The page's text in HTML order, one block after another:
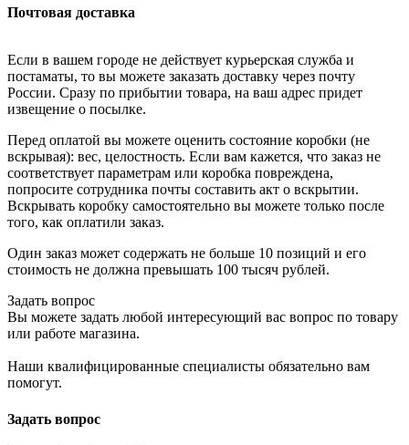
Почтовая доставка
Если в вашем городе не действует курьерская служба и
постаматы, то вы можете заказать доставку через почту
России. Сразу по прибытии товара, на ваш адрес придет
извещение о посылке.
Перед оплатой вы можете оценить состояние коробки (не
вскрывая): вес, целостность. Если вам кажется, что заказ не
соответствует параметрам или коробка повреждена,
попросите сотрудника почты составить акт о вскрытии.
Вскрывать коробку самостоятельно вы можете только после
того, как оплатили заказ.
Один заказ может содержать не больше 10 позиций и его
стоимость не должна превышать 100 тысяч рублей.
Задать вопрос
Вы можете задать любой интересующий вас вопрос по товару
или работе магазина.
Наши квалифицированные специалисты обязательно вам
помогут.
Задать вопрос